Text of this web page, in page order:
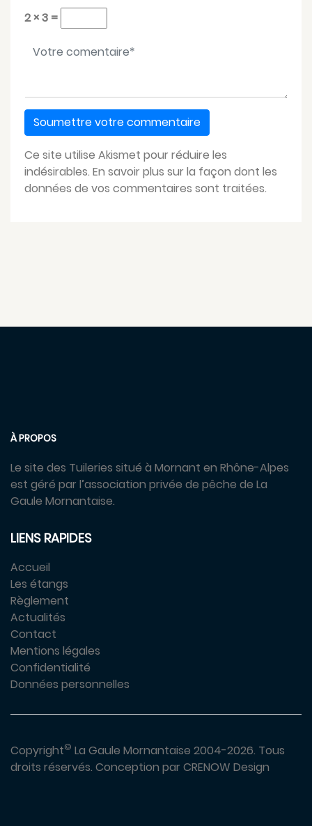
2 × 3 =
Votre message*
Ce site utilise Akismet pour réduire les
indésirables. En savoir plus sur la façon dont les
données de vos commentaires sont traitées.
À PROPOS
Le site des Tuileries situé à Mornant en Rhône-Alpes
est géré par l’association privée de pêche de La
Gaule Mornantaise.
LIENS RAPIDES
Accueil
Les étangs
Règlement
Actualités
Contact
Mentions légales
Confidentialité
Données personnelles
Copyright© La Gaule Mornantaise 2004-2026. Tous
droits réservés. Conception par CRENOW Design